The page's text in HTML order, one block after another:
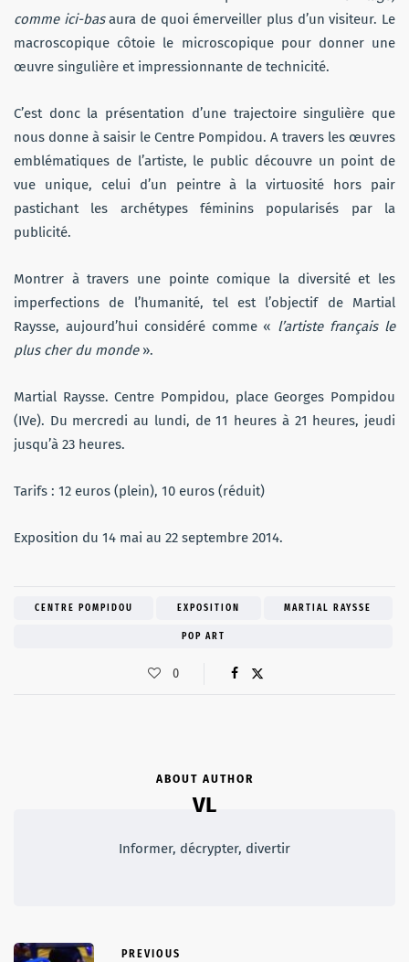
comme ici-basaura de quoi émerveiller plus d’un visiteur. Le
macroscopique côtoie le microscopique pour donner une
œuvre singulière et impressionnante de technicité.
C’est donc la présentation d’une trajectoire singulière que
nous donne à saisir le Centre Pompidou. A travers les œuvres
emblématiques de l’artiste, le public découvre un point de
vue unique, celui d’un peintre à la virtuosité hors pair
pastichant les archétypes féminins popularisés par la
publicité.
Montrer à travers une pointe comique la diversité et les
imperfections de l’humanité, tel est l’objectif de Martial
Raysse, aujourd’hui considéré comme « l’artiste français le
plus cher du monde ».
Martial Raysse. Centre Pompidou, place Georges Pompidou
(IVe). Du mercredi au lundi, de 11 heures à 21 heures, jeudi
jusqu’à 23 heures.
Tarifs : 12 euros (plein), 10 euros (réduit)
Exposition du 14 mai au 22 septembre 2014.
CENTRE POMPIDOU EXPOSITION MARTIAL RAYSSE
POP ART
0
ABOUT AUTHOR
VL
Informer, décrypter, divertir
PREVIOUS